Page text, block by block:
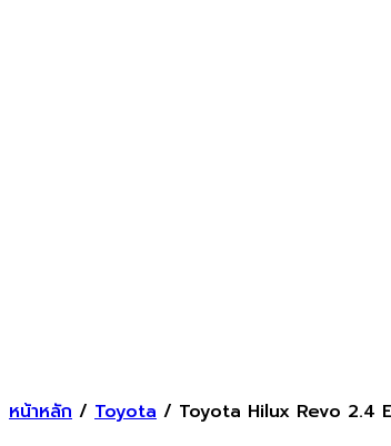
หน้าหลัก / Toyota / Toyota Hilux Revo 2.4